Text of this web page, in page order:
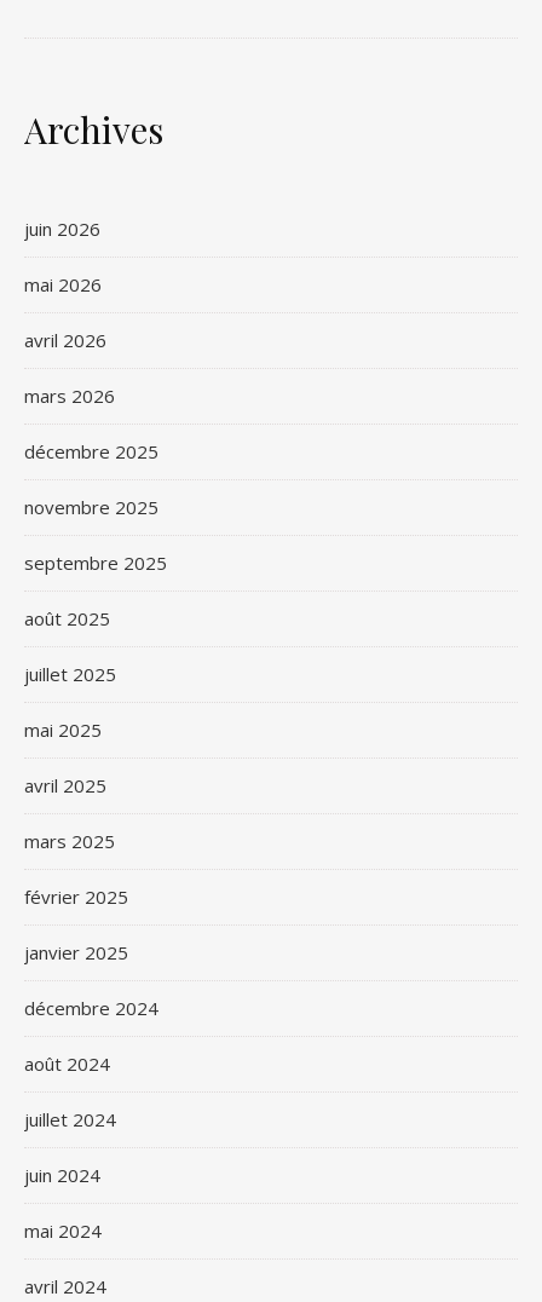
Archives
juin 2026
mai 2026
avril 2026
mars 2026
décembre 2025
novembre 2025
septembre 2025
août 2025
juillet 2025
mai 2025
avril 2025
mars 2025
février 2025
janvier 2025
décembre 2024
août 2024
juillet 2024
juin 2024
mai 2024
avril 2024